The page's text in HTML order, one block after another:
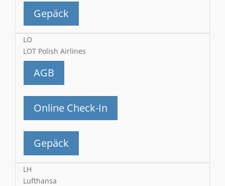
Gepäck
LO
LOT Polish Airlines
AGB
Online Check-In
Gepäck
LH
Lufthansa